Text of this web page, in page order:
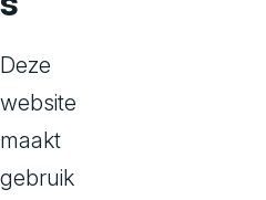
c
e
Deze
website
maakt
gebruik